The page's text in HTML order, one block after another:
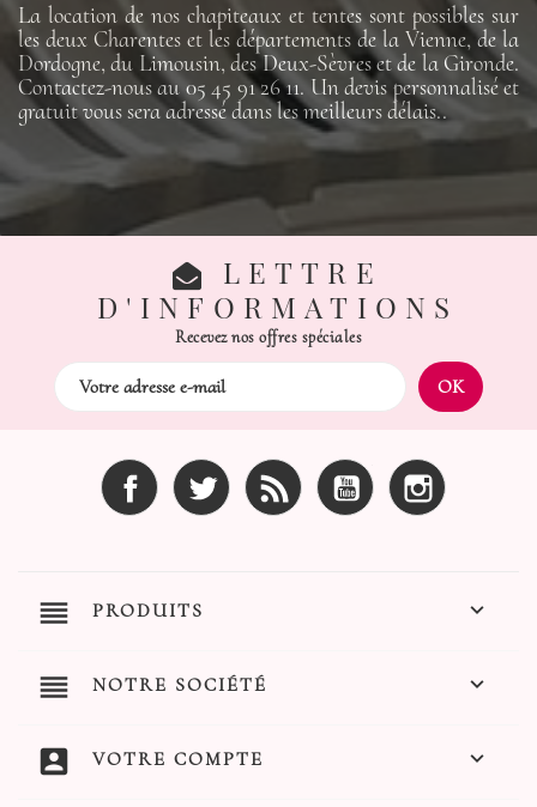
La location de nos chapiteaux et tentes sont possibles sur
les deux Charentes et les départements de la Vienne, de la
Dordogne, du Limousin, des Deux-Sèvres et de la Gironde.
Contactez-nous au 05 45 91 26 11. Un devis personnalisé et
gratuit vous sera adressé dans les meilleurs délais..
LETTRE
D'INFORMATIONS
Recevez nos offres spéciales
Facebook Twitter Rss YouTube
reorder PRODUITS 
reorder NOTRE SOCIÉTÉ 
account_box VOTRE COMPTE 